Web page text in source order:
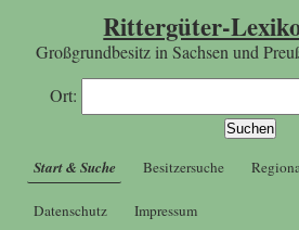
Rittergüter-
Großgrundbesitz in Sachsen und
Ort:
Start & Suche Besitzersuche
Datenschutz Impressum